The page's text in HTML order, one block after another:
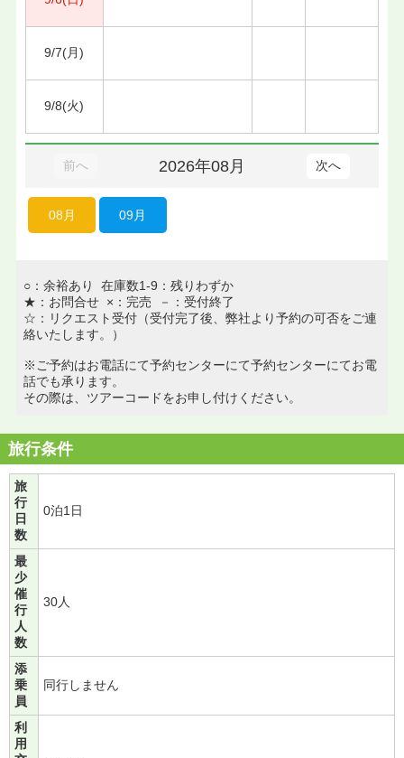
9/7(月)
9/8(火)
前へ 2026年08月 次へ
08月 09月
○：余裕あり 在庫数1-9：残りわずか
★：お問合せ ×：完売 －：受付終了
☆：リクエスト受付（受付完了後、弊社より予約の可否をご連
絡いたします。）
※ご予約はお電話にて予約センターにて予約センターにてお電
話でも承ります。
その際は、ツアーコードをお申し付けください。
旅行条件
旅
行
日
数
0泊1日
最
少
催
行
人
数
30人
添
乗
員
同行しません
利
用